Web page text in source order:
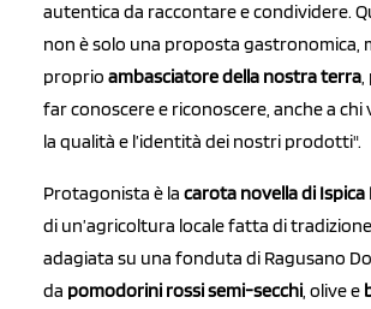
autentica da raccontare e condividere.
non è solo una proposta gastronomica,
proprio ambasciatore della nostra terra,
far conoscere e riconoscere, anche a chi
la qualità e l’identità dei nostri prodotti".
Protagonista è la carota novella di Ispica
di un’agricoltura locale fatta di
adagiata su una fonduta di Ragusano
da pomodorini rossi semi-secchi, olive e